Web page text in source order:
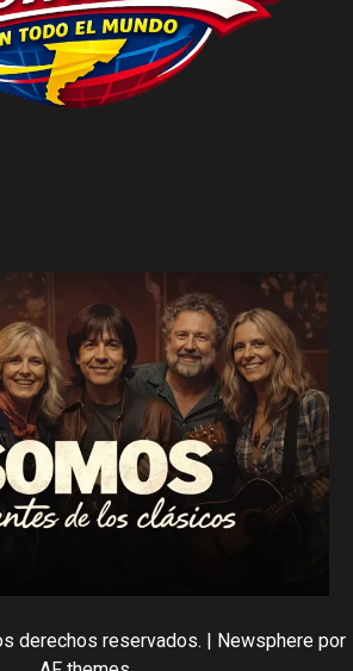
derechos reservados. | Newsphere por